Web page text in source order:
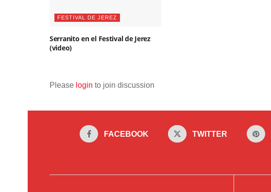
FESTIVAL DE JEREZ
Serranito en el Festival de Jerez
(video)
Please login to join discussion
FACEBOOK TWITTER